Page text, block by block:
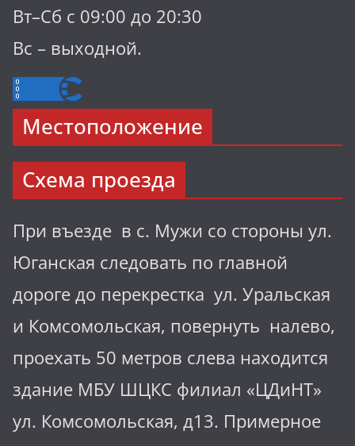
Вт–Сб с 09:00 до 20:30
Вс – выходной.
Местоположение
Схема проезда
При въезде в с. Мужи со стороны ул.
Юганская следовать по главной
дороге до перекрестка ул. Уральская
и Комсомольская, повернуть налево,
проехать 50 метров слева находится
здание МБУ ШЦКС филиал «ЦДиНТ»
ул. Комсомольская, д13. Примерное